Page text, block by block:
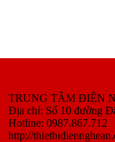
TRUNG TÂM ĐIỆN
Địa chỉ: Số 10 đường
Hotline: 0987.867.712
http://